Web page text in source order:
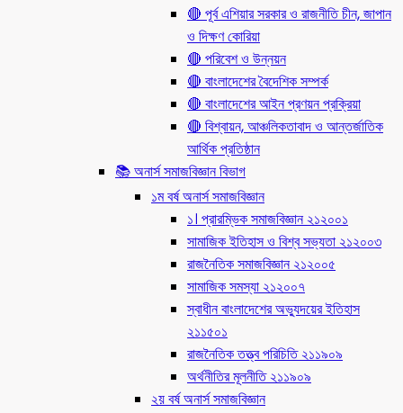
🔴 পূর্ব এশিয়ার সরকার ও রাজনীতি চীন, জাপান
ও দিক্ষণ কোরিয়া
🔴 পরিবেশ ও উন্নয়ন
🔴 বাংলাদেশের বৈদেশিক সম্পর্ক
🔴 বাংলাদেশের আইন প্রণয়ন প্রক্রিয়া
🔴 বিশ্বায়ন, আঞ্চলিকতাবাদ ও আন্তর্জাতিক
আর্থিক প্রতিষ্ঠান
📚 অনার্স সমাজবিজ্ঞান বিভাগ
১ম বর্ষ অনার্স সমাজবিজ্ঞান
১। প্রারম্ভিক সমাজবিজ্ঞান ২১২০০১
সামাজিক ইতিহাস ও বিশ্ব সভ্যতা ২১২০০৩
রাজনৈতিক সমাজবিজ্ঞান ২১২০০৫
সামাজিক সমস্যা ২১২০০৭
স্বাধীন বাংলাদেশের অভ্যুদয়ের ইতিহাস
২১১৫০১
রাজনৈতিক তত্ত্ব পরিচিতি ২১১৯০৯
অর্থনীতির মূলনীতি ২১১৯০৯
২য় বর্ষ অনার্স সমাজবিজ্ঞান